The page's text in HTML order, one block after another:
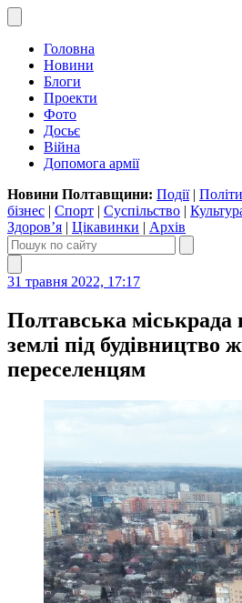
Головна
Новини
Блоги
Проекти
Фото
Досьє
Війна
Допомога армії
Новини Полтавщини: Події|
бізнес | Спорт | Суспільство |
Здоров’я | Цікавинки | Архів
31 травня 2022, 17:17
Полтавська міськрада
землі під будівництво
переселенцям